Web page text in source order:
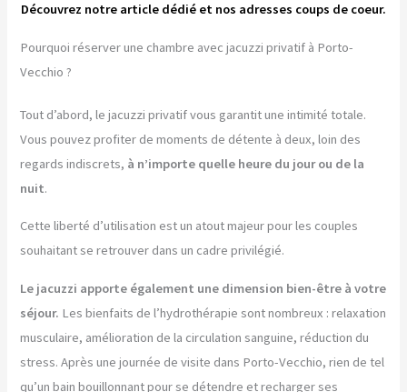
Découvrez notre article dédié et nos adresses coups de coeur.
Pourquoi réserver une chambre avec jacuzzi privatif à Porto-
Vecchio ?
Tout d’abord, le jacuzzi privatif vous garantit une intimité totale.
Vous pouvez profiter de moments de détente à deux, loin des
regards indiscrets, à n’importe quelle heure du jour ou de la
nuit.
Cette liberté d’utilisation est un atout majeur pour les couples
souhaitant se retrouver dans un cadre privilégié.
Le jacuzzi apporte également une dimension bien-être à votre
séjour. Les bienfaits de l’hydrothérapie sont nombreux : relaxation
musculaire, amélioration de la circulation sanguine, réduction du
stress. Après une journée de visite dans Porto-Vecchio, rien de tel
qu’un bain bouillonnant pour se détendre et recharger ses